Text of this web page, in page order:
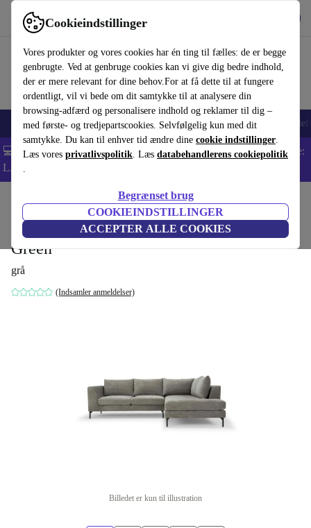
Cookieindstillinger
Vores produkter og vores cookies har én ting til fælles: de er begge
genbrugte. Ved at genbruge cookies kan vi give dig bedre indhold,
der er mere relevant for dine behov.For at få dette til at fungere
ordentligt, vil vi bede om dit samtykke til at analysere din
browsing-adfærd og personalisere indhold og reklamer til dig –
med første- og tredjepartscookies. Selvfølgelig kun med dit
samtykke. Du kan til enhver tid ændre dine cookie indstillinger.
Læs vores privatlivspolitik. Læs databehandlerens cookiepolitik
.
Begrænset brug
COOKIEINDSTILLINGER
ACCEPTER ALLE COOKIES
Brug refurbed hurtigt og nemt
Smartphones Bærbare Tablets Smartwatches Tilbehør
💻 Ekstra 5% rabat på alle MacBooks og bærbare computere - Kode:
LAPTOP5 -
Husholdning Møbler
Noa sofa højre chaiselong Planet Grey
Green
grå
(Indsamler anmeldelser)
Billedet er kun til illustration